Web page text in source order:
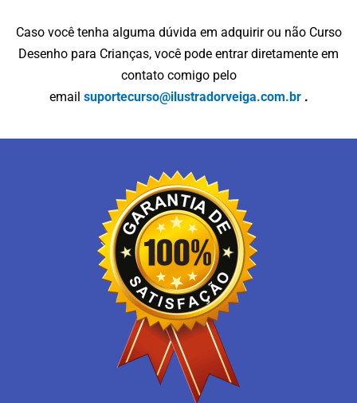
Caso você tenha alguma dúvida em adquirir ou não Curso
Desenho para Crianças, você pode entrar diretamente em
contato comigo pelo
email suportecurso@ilustradorveiga.com.br .